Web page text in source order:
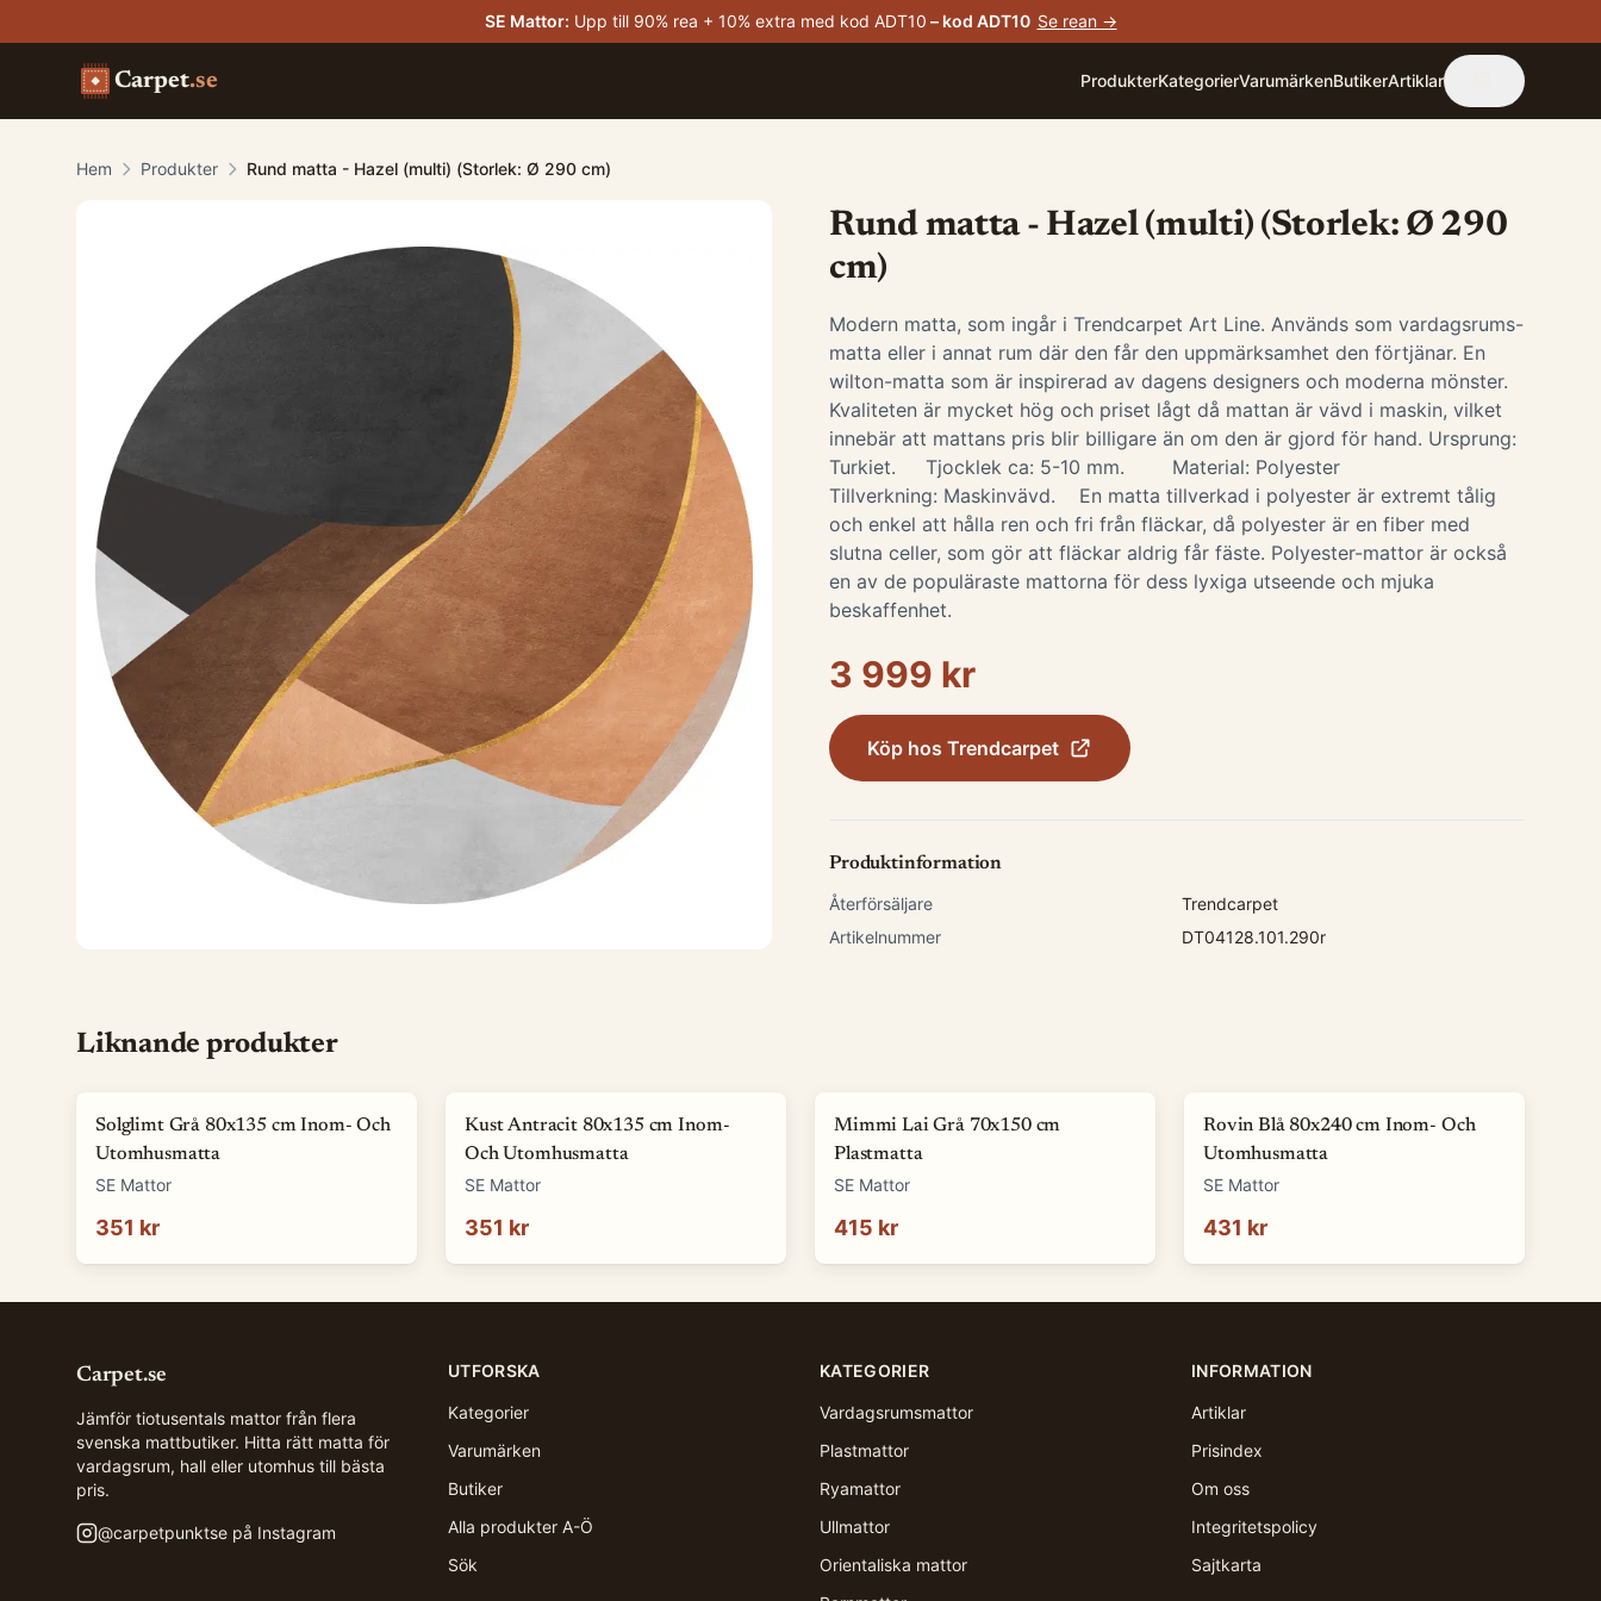
SE Mattor: Upp till 90% rea + 10% extra med kod ADT10 – kod ADT10 Se rean →
Carpet.se ProdukterKategorierVarumärkenButikerArtiklar
Hem Produkter Rund matta - Hazel (multi) (Storlek: Ø 290 cm)
Rund matta - Hazel (multi) (Storlek: Ø 290
cm)
Modern matta, som ingår i Trendcarpet Art Line. Används som vardagsrums-
matta eller i annat rum där den får den uppmärksamhet den förtjänar. En
wilton-matta som är inspirerad av dagens designers och moderna mönster.
Kvaliteten är mycket hög och priset lågt då mattan är vävd i maskin, vilket
innebär att mattans pris blir billigare än om den är gjord för hand. Ursprung:
Turkiet. Tjocklek ca: 5-10 mm. Material: Polyester
Tillverkning: Maskinvävd. ​ En matta tillverkad i polyester är extremt tålig
och enkel att hålla ren och fri från fläckar, då polyester är en fiber med
slutna celler, som gör att fläckar aldrig får fäste. Polyester-mattor är också
en av de populäraste mattorna för dess lyxiga utseende och mjuka
beskaffenhet.
3 999 kr
Köp hos Trendcarpet
Produktinformation
Återförsäljare
Trendcarpet
Artikelnummer
DT04128.101.290r
Liknande produkter
Solglimt Grå 80x135 cm Inom- Och
Utomhusmatta
SE Mattor
351 kr
Kust Antracit 80x135 cm Inom-
Och Utomhusmatta
SE Mattor
351 kr
Mimmi Lai Grå 70x150 cm
Plastmatta
SE Mattor
415 kr
Rovin Blå 80x240 cm Inom- Och
Utomhusmatta
SE Mattor
431 kr
Carpet.se
Jämför tiotusentals mattor från flera
svenska mattbutiker. Hitta rätt matta för
vardagsrum, hall eller utomhus till bästa
pris.
@carpetpunktse på Instagram
UTFORSKA
Kategorier
Varumärken
Butiker
Alla produkter A-Ö
Sök
KATEGORIER
Vardagsrumsmattor
Plastmattor
Ryamattor
Ullmattor
Orientaliska mattor
INFORMATION
Artiklar
Prisindex
Om oss
Integritetspolicy
Sajtkarta